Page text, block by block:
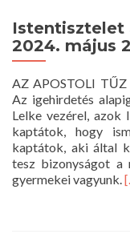
–
2024.
26.
10
óra
Istentisztelet
2024. május
AZ APOSTOLI
Az igehirdetés
Lelke vezérel, azok
kaptátok, hogy
kaptátok, aki által
tesz bizonyságot a
gyermekei vagyunk.